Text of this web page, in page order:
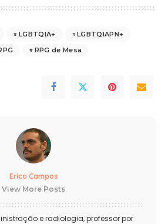
LGBTQIA+
LGBTQIAPN+
RPG de Mesa
Erico Campos
View More Posts
e radiologia, professor por